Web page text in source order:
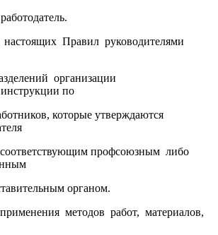
Правил руководителями
организации
по
которые утверждаются
соответствующим профсоюзным либо
органом.
методов работ, материалов,